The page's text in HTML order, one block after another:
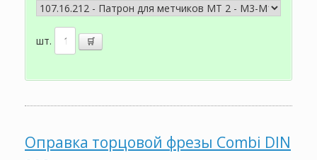
шт.
Оправка торцовой фрезы Combi DIN